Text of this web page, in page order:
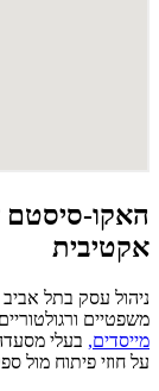
האקו-
אקטיבית
ניהול עסק בתל
משפטיים
מייסדים, בעלי
על חוזי פיתוח מול